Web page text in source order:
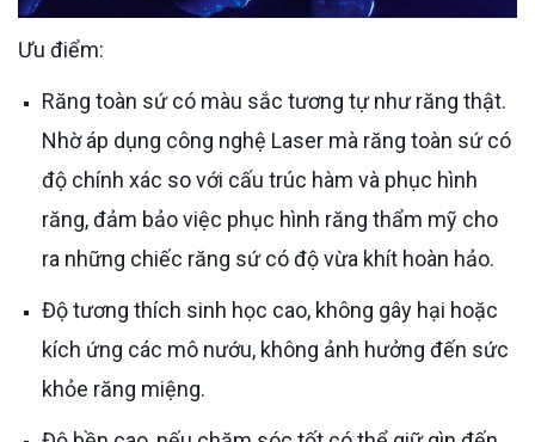
Ưu điểm:
Răng toàn sứ có màu sắc tương tự như răng thật.
Nhờ áp dụng công nghệ Laser mà răng toàn sứ có
độ chính xác so với cấu trúc hàm và phục hình
răng, đảm bảo việc phục hình răng thẩm mỹ cho
ra những chiếc răng sứ có độ vừa khít hoàn hảo.
Độ tương thích sinh học cao, không gây hại hoặc
kích ứng các mô nướu, không ảnh hưởng đến sức
khỏe răng miệng.